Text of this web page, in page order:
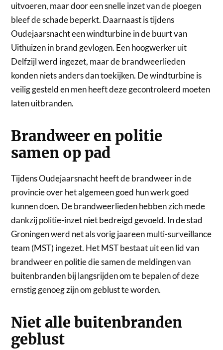
uitvoeren, maar door een snelle inzet van de ploegen
bleef de schade beperkt. Daarnaast is tijdens
Oudejaarsnacht een windturbine in de buurt van
Uithuizen in brand gevlogen. Een hoogwerker uit
Delfzijl werd ingezet, maar de brandweerlieden
konden niets anders dan toekijken. De windturbine is
veilig gesteld en men heeft deze gecontroleerd moeten
laten uitbranden.
Brandweer en politie
samen op pad
Tijdens Oudejaarsnacht heeft de brandweer in de
provincie over het algemeen goed hun werk goed
kunnen doen. De brandweerlieden hebben zich mede
dankzij politie-inzet niet bedreigd gevoeld. In de stad
Groningen werd net als vorig jaareen multi-surveillance
team (MST) ingezet. Het MST bestaat uit een lid van
brandweer en politie die samen de meldingen van
buitenbranden bij langsrijden om te bepalen of deze
ernstig genoeg zijn om geblust te worden.
Niet alle buitenbranden
geblust